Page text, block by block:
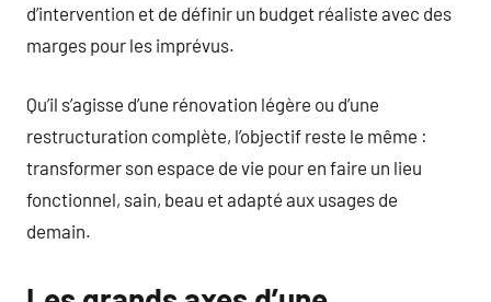
d’intervention et de définir un budget réaliste avec des
marges pour les imprévus.
Qu’il s’agisse d’une rénovation légère ou d’une
restructuration complète, l’objectif reste le même :
transformer son espace de vie pour en faire un lieu
fonctionnel, sain, beau et adapté aux usages de
demain.